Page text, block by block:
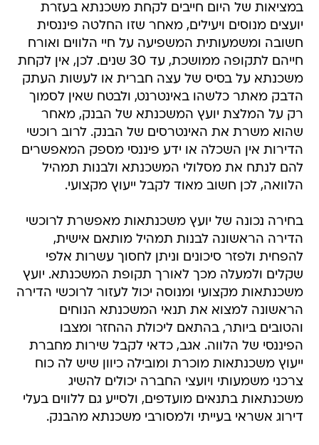
במציאות של היום חייבים לקחת משכנתא בעזרת
יועצים מנוסים ויעילים, מאחר שזו החלטה פיננסית
חשובה ומשמעותית המשפיעה על חיי הלווים ואורח
חייהם לתקופה ממושכת, עד 30 שנים. לכן, אין לקחת
משכנתא על בסיס של עצה חברית או לעשות העתק
הדבק מאתר כלשהו באינטרנט, ולבטח שאין לסמוך
רק על המלצת יועץ המשכנתא של הבנק, מאחר
שהוא משרת את האינטרסים של הבנק. לרוב רוכשי
הדירות אין השכלה או ידע פיננסי מספק המאפשרים
להם לנתח את מסלולי המשכנתא ולבנות תמהיל
הלוואה, לכן חשוב מאוד לקבל ייעוץ מקצועי.
בחירה נכונה של יועץ משכנתאות מאפשרת לרוכשי
הדירה הראשונה לבנות תמהיל מותאם אישית,
להפחית ולפזר סיכונים וניתן לחסוך עשרות אלפי
שקלים ולמעלה מכך לאורך תקופת המשכנתא. יועץ
משכנתאות מקצועי ומנוסה יכול לעזור לרוכשי הדירה
הראשונה למצוא את תנאי המשכנתא הנוחים
והטובים ביותר, בהתאם ליכולת ההחזר ומצבו
הפיננסי של הלווה. אגב, כדאי לקבל שירות מחברת
ייעוץ משכנתאות מוכרת ומובילה כיוון שיש לה כוח
צרכני משמעותי ויועצי החברה יכולים להשיג
משכנתאות בתנאים מועדפים, ולסייע גם ללווים בעלי
דירוג אשראי בעייתי ולמסורבי משכנתא מהבנק.